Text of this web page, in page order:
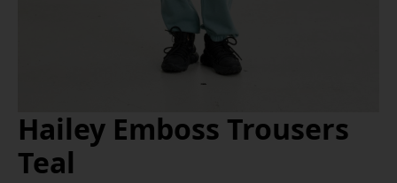
Hailey Emboss Trousers
Teal